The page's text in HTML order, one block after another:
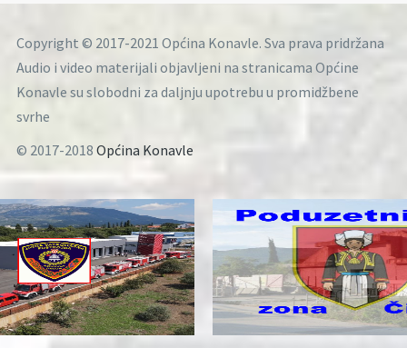
Copyright © 2017-2021 Općina Konavle. Sva prava pridržana
Audio i video materijali objavljeni na stranicama Općine
Konavle su slobodni za daljnju upotrebu u promidžbene
svrhe
© 2017-2018 Općina Konavle